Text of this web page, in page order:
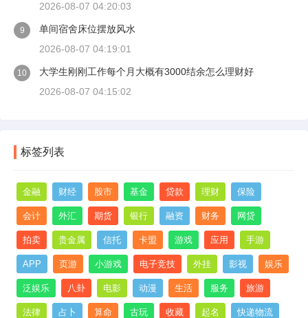
2026-08-07 04:20:03
9
单间宿舍床位摆放风水
2026-08-07 04:19:01
10
大学生刚刚工作每个月大概有3000结余怎么理财好
2026-08-07 04:15:02
标签列表
金融 财经 股市 基金 贷款 理财 保险
会计 外汇 期货 银行 融资 财务 网贷
拍卖 贵金属 信托 卡盟 游戏 应用 手游
APP 页游 小游戏 电子竞技 外挂 影视 娱乐
泛娱乐 八卦 电影 动漫 生活 服务 旅游
法律 占卜 算命 古玩 收藏 起名 快递物流